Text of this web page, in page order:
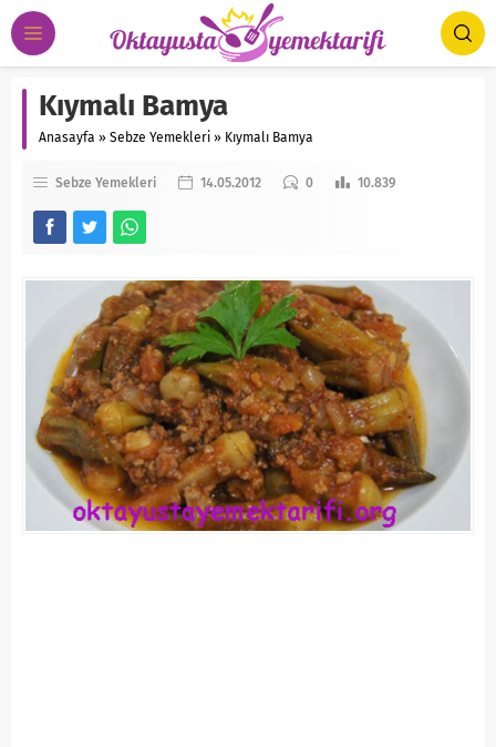
Kıymalı Bamya
Anasayfa » Sebze Yemekleri » Kıymalı Bamya
Sebze Yemekleri 14.05.2012 0 10.839